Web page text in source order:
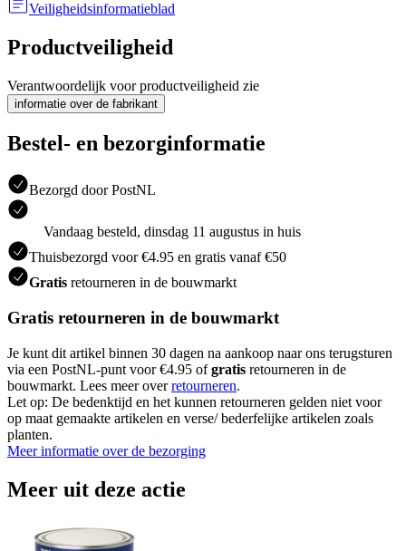
Veiligheidsinformatieblad
Productveiligheid
Verantwoordelijk voor productveiligheid zie
informatie over de fabrikant
Bestel- en bezorginformatie
Bezorgd door PostNL
Vandaag besteld, dinsdag 11 augustus in huis
Thuisbezorgd voor €4.95 en gratis vanaf €50
Gratis retourneren in de bouwmarkt
Gratis retourneren in de bouwmarkt
Je kunt dit artikel binnen 30 dagen na aankoop naar ons terugsturen
via een PostNL-punt voor €4.95 ofgratis retourneren in de
bouwmarkt. Lees meer overretourneren.
Let op: De bedenktijd en het kunnen retourneren gelden niet voor
op maat gemaakte artikelen en verse/ bederfelijke artikelen zoals
planten.
Meer informatie over de bezorging
Meer uit deze actie